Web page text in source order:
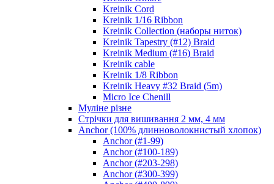
Kreinik Cord
Kreinik 1/16 Ribbon
Kreinik Collection (наборы ниток)
Kreinik Tapestry (#12) Braid
Kreinik Medium (#16) Braid
Kreinik cable
Kreinik 1/8 Ribbon
Kreinik Heavy #32 Braid (5m)
Micro Ice Chenill
Муліне різне
Стрічки для вишивання 2 мм, 4 мм
Anchor (100% длинноволокнистый хлопок)
Anchor (#1-99)
Anchor (#100-189)
Anchor (#203-298)
Anchor (#300-399)